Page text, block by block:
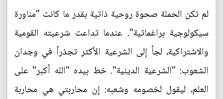
لم تكن الحملة صحوة روحية ذاتية بقدر ما كانت "مناورة
سيكولوجية براغماتية". عندما تداعت شرعيته القومية
والاشتراكية، لجأ إلى الشرعية الأكثر تجذراً في وجدان
الشعوب: "الشرعية الدينية". خط بيده "الله أكبر" على
العلم، ليقول لخصومه وشعبه: إن محاربتي هي محاربة